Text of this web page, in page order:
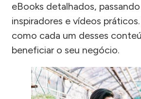
eBooks detalhados,
inspiradores e vídeos
como cada um desses
beneficiar o seu negócio.